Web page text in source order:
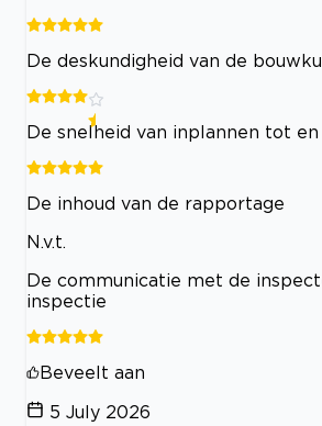
De deskundigheid van de
De snelheid van inplannen tot
De inhoud van de rapportage
N.v.t.
De communicatie met de
inspectie
Beveelt aan
5 July 2026